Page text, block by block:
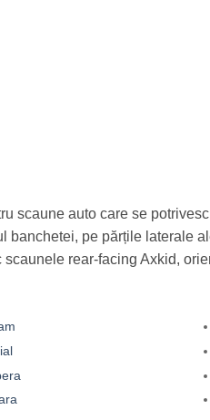
scaune auto care se
banchetei, pe părțile laterale
rear-facing Axkid,